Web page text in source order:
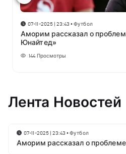
07-11-2025 | 23:43 •Футбол
Аморим рассказал о
Юнайтед»
144 Просмотры
Лента Новостей
07-11-2025 | 23:43 •Футбол
Аморим рассказал о